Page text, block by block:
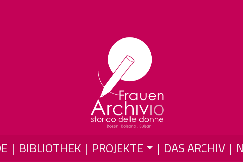
BIBLIOTHEK PROJEKTE DAS ARCHIV